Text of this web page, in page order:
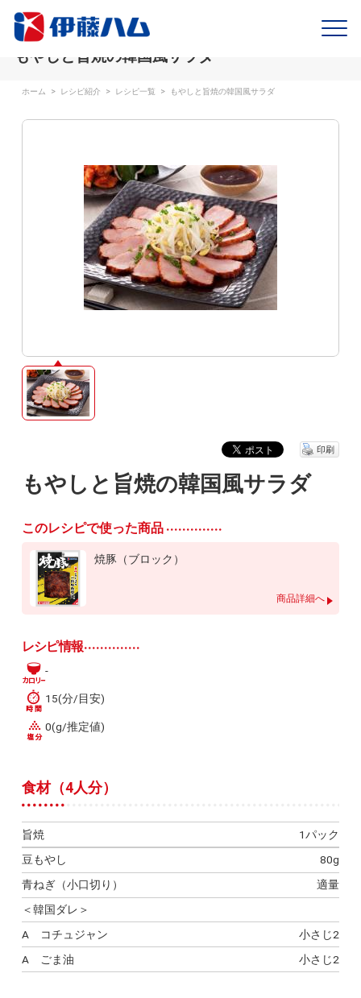
もやしと旨焼の韓国風サラダ
ホーム > レシピ紹介 > レシピ一覧 > もやしと旨焼の韓国風サラダ
もやしと旨焼の韓国風サラダ
印刷
このレシピで使った商品
焼豚（ブロック）
商品詳細へ
レシピ情報
-
15(分/目安)
0(g/推定値)
食材（4人分）
旨焼
1パック
豆もやし
80g
青ねぎ（小口切り）
適量
＜韓国ダレ＞
A コチュジャン
小さじ2
A ごま油
小さじ2